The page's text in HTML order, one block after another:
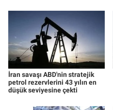
İran savaşı ABD'nin stratejik
petrol rezervlerini 43 yılın en
düşük seviyesine çekti